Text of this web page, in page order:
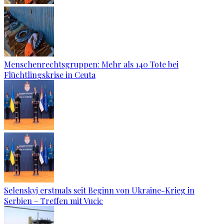
Menschenrechtsgruppen: Mehr als 140 Tote bei
Flüchtlingskrise in Ceuta
Selenskyj erstmals seit Beginn von Ukraine-Krieg in
Serbien – Treffen mit Vucic